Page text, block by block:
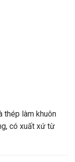
thép làm khuôn
có xuất xứ từ